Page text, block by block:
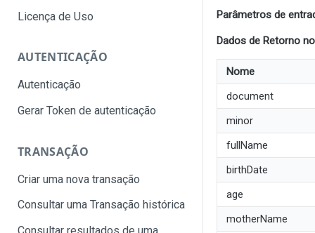
Licença de Uso
AUTENTICAÇÃO
Autenticação
Gerar Token de autenticação
TRANSAÇÃO
Criar uma nova transação
Consultar uma Transação histórica
Parâmetros de
Dados de Retorno
Nome
document
minor
fullName
birthDate
age
motherName